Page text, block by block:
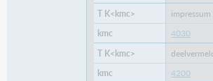
impressum
4030
4200